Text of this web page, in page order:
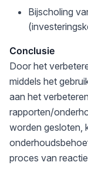
Bijscholing
Conclusie
Door het
middels het
aan het
rapporten/
worden gesloten,
proces van